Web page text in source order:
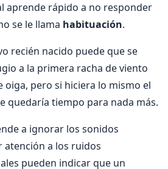
aprende rápido a no responder
se le llama habituación.
recién nacido puede que se
a la primera racha de viento
oiga, pero si hiciera lo mismo el
quedaría tiempo para nada más.
a ignorar los sonidos
atención a los ruidos
pueden indicar que un